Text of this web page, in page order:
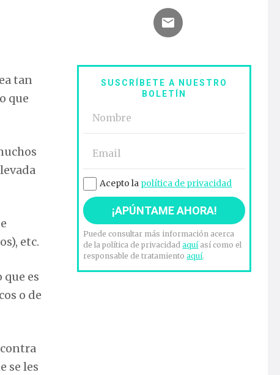
tan
que
etc.
es
o de
se les
SUSCRÍBETE A NUESTRO
BOLETÍN
Acepto la política de privacidad
Puede consultar más información acerca
de la política de privacidadaquíasí como el
responsable de tratamientoaquí.